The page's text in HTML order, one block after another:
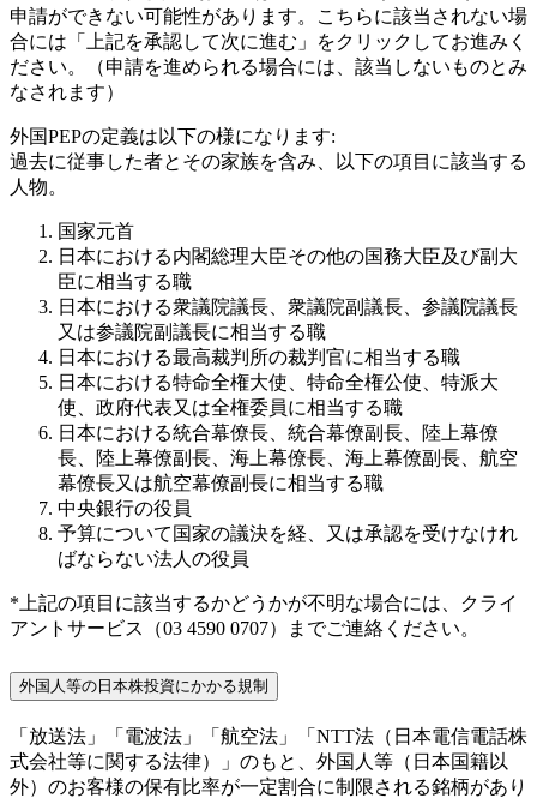
申請ができない可能性があります。こちらに該当されない場
合には「上記を承認して次に進む」をクリックしてお進みく
ださい。（申請を進められる場合には、該当しないものとみ
なされます）
外国PEPの定義は以下の様になります:
過去に従事した者とその家族を含み、以下の項目に該当する
人物。
国家元首
日本における内閣総理大臣その他の国務大臣及び副大
臣に相当する職
日本における衆議院議長、衆議院副議長、参議院議長
又は参議院副議長に相当する職
日本における最高裁判所の裁判官に相当する職
日本における特命全権大使、特命全権公使、特派大
使、政府代表又は全権委員に相当する職
日本における統合幕僚長、統合幕僚副長、陸上幕僚
長、陸上幕僚副長、海上幕僚長、海上幕僚副長、航空
幕僚長又は航空幕僚副長に相当する職
中央銀行の役員
予算について国家の議決を経、又は承認を受けなけれ
ばならない法人の役員
*上記の項目に該当するかどうかが不明な場合には、クライ
アントサービス（03 4590 0707）までご連絡ください。
外国人等の日本株投資にかかる規制
「放送法」「電波法」「航空法」「NTT法（日本電信電話株
式会社等に関する法律）」のもと、外国人等（日本国籍以
外）のお客様の保有比率が一定割合に制限される銘柄があり